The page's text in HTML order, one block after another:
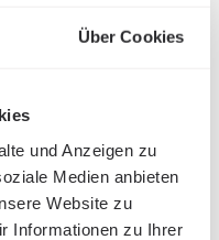
Über Cookies
und Anzeigen zu
Medien anbieten
Website zu
Informationen zu Ihrer